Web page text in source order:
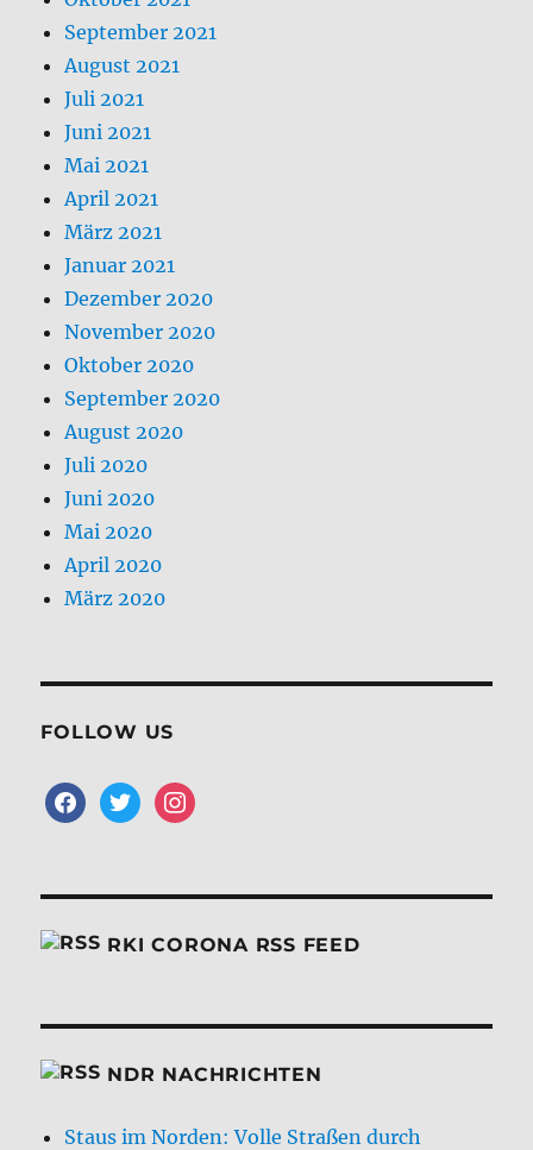
September 2021
August 2021
Juli 2021
Juni 2021
Mai 2021
April 2021
März 2021
Januar 2021
Dezember 2020
November 2020
Oktober 2020
September 2020
August 2020
Juli 2020
Juni 2020
Mai 2020
April 2020
März 2020
FOLLOW US
facebooktwitterinstagram
RKI CORONA RSS FEED
NDR NACHRICHTEN
Staus im Norden: Volle Straßen durch